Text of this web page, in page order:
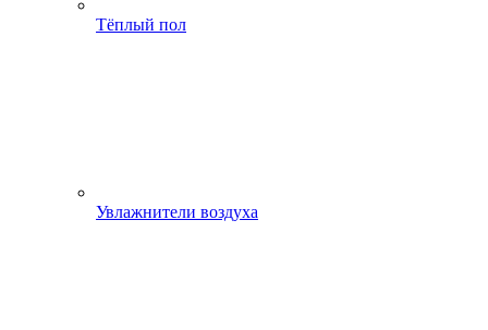
Тёплый пол
Увлажнители воздуха